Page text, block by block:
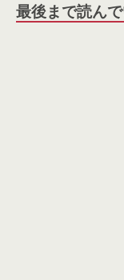
最後まで読ん